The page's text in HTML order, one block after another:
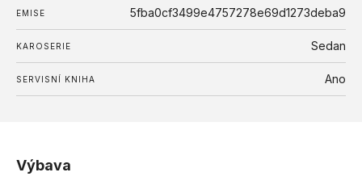
EMISE 5fba0cf3499e4757278e69d1273deba9
KAROSERIE Sedan
SERVISNÍ KNIHA Ano
Výbava